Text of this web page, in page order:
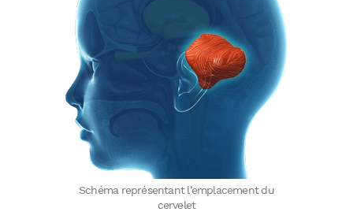
Schéma représentant l’emplacement du
cervelet